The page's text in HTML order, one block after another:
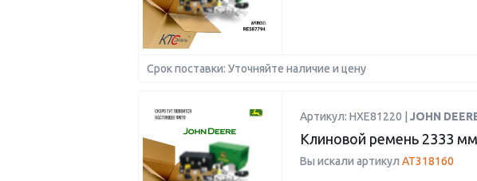
Срок поставки: Уточняйте наличие и цену
Артикул: HXE81220 | JOHN
Клиновой ремень 2333
Вы искали артикул AT318160